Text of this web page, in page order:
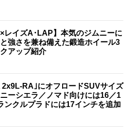
×レイズA･LAP】本気のジムニーに
強さを兼ね備えた鍛造ホイール3
アップ紹介
2x9L​​-RA｣にオフロードSUVサイズ
ーシエラ／ノマド向けには16／1
ンクルプラドには17インチを追加